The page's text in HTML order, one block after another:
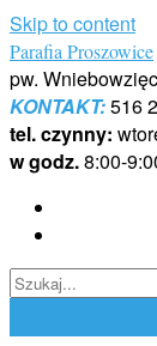
Skip to content
Parafia Proszowice
pw.
KONTAKT:516
tel. czynny:
w godz.8:00-